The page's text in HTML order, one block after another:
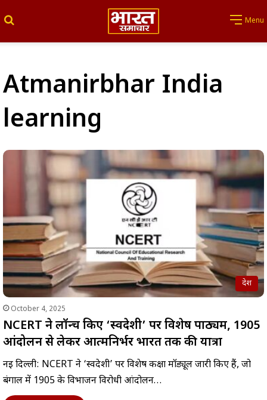
Menu
Atmanirbhar India
learning
देश
October 4, 2025
NCERT ने लॉन्च किए ‘स्वदेशी’ पर विशेष पाठ्यक्रम, 1905
आंदोलन से लेकर आत्मनिर्भर भारत तक की यात्रा
नई दिल्ली: NCERT ने ‘स्वदेशी’ पर विशेष कक्षा मॉड्यूल जारी किए हैं, जो
बंगाल में 1905 के विभाजन विरोधी आंदोलन…